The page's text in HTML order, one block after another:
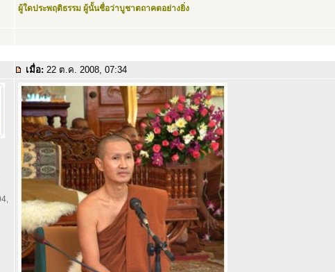
ผู้ใดประพฤติธรรม ผู้นั้นชื่อว่าบูชาตถาคตอย่างยิ่ง
เมื่อ: 22 ต.ค. 2008, 07:34